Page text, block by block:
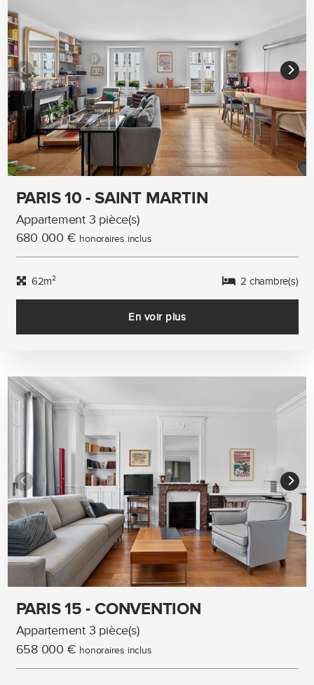
PARIS 10 - SAINT MARTIN
Appartement 3 pièce(s)
680 000 € honoraires inclus
62m² 2 chambre(s)
En voir plus
PARIS 15 - CONVENTION
Appartement 3 pièce(s)
658 000 € honoraires inclus